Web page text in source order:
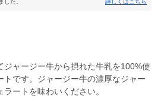
した。 詳しくはこちら
ジャージー牛から摂れた牛乳を100%使
トです。ジャージー牛の濃厚なジャー
ートを味わいください。